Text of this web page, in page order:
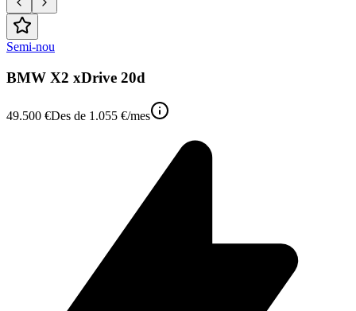
Semi-nou
BMW X2 xDrive 20d
49.500 €Des de 1.055 €/mes